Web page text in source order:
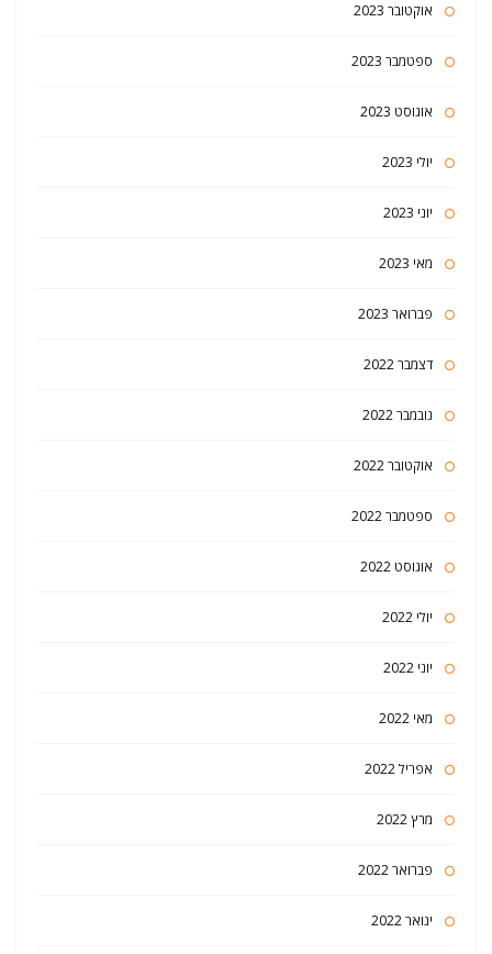
אוקטובר 2023
ספטמבר 2023
אוגוסט 2023
יולי 2023
יוני 2023
מאי 2023
פברואר 2023
דצמבר 2022
נובמבר 2022
אוקטובר 2022
ספטמבר 2022
אוגוסט 2022
יולי 2022
יוני 2022
מאי 2022
אפריל 2022
מרץ 2022
פברואר 2022
ינואר 2022